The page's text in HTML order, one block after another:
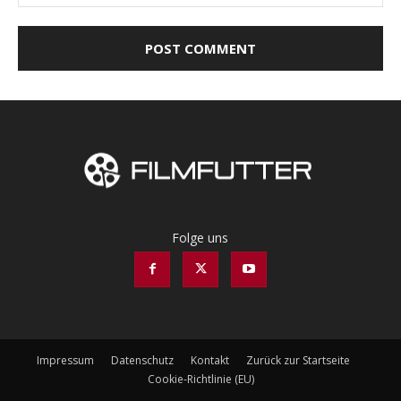
Folge uns
Impressum Datenschutz Kontakt
Zurück zur Startseite
Cookie-Richtlinie (EU)